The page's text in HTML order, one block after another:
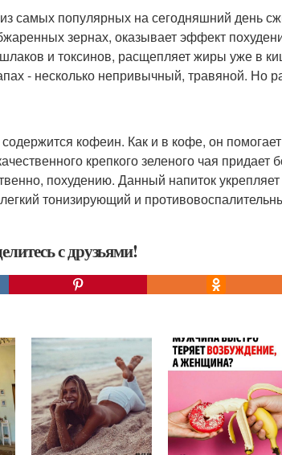
самых популярных на сегодняшний день
зернах, оказывает эффект
и токсинов, расщепляет жиры уже в
- несколько непривычный, травяной. Но
кофеин. Как и в кофе, он
крепкого зеленого чая придает
похудению. Данный напиток
тонизирующий и
с друзьями!